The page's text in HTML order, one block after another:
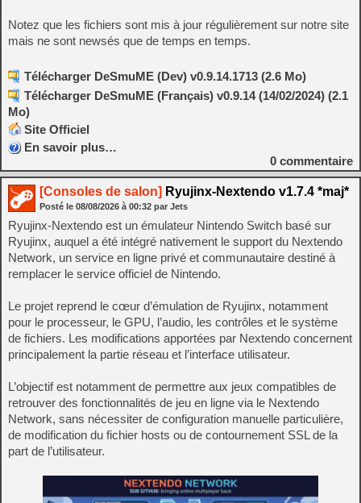
Notez que les fichiers sont mis à jour régulièrement sur notre site
mais ne sont newsés que de temps en temps.
Télécharger DeSmuME (Dev) v0.9.14.1713 (2.6 Mo)
Télécharger DeSmuME (Français) v0.9.14 (14/02/2024) (2.1
Mo)
Site Officiel
En savoir plus…
0 commentaire
[Consoles de salon] Ryujinx-Nextendo v1.7.4 *maj*
Posté le 08/08/2026 à 00:32 par Jets
Ryujinx-Nextendo est un émulateur Nintendo Switch basé sur
Ryujinx, auquel a été intégré nativement le support du Nextendo
Network, un service en ligne privé et communautaire destiné à
remplacer le service officiel de Nintendo.
Le projet reprend le cœur d’émulation de Ryujinx, notamment
pour le processeur, le GPU, l’audio, les contrôles et le système
de fichiers. Les modifications apportées par Nextendo concernent
principalement la partie réseau et l’interface utilisateur.
L’objectif est notamment de permettre aux jeux compatibles de
retrouver des fonctionnalités de jeu en ligne via le Nextendo
Network, sans nécessiter de configuration manuelle particulière,
de modification du fichier hosts ou de contournement SSL de la
part de l’utilisateur.